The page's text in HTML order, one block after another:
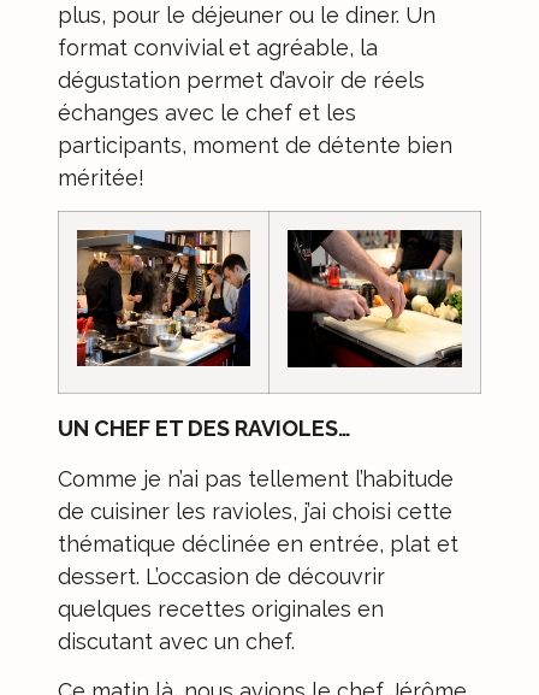
plus, pour le déjeuner ou le diner. Un
format convivial et agréable, la
dégustation permet d’avoir de réels
échanges avec le chef et les
participants, moment de détente bien
méritée!
UN CHEF ET DES RAVIOLES…
Comme je n’ai pas tellement l’habitude
de cuisiner les ravioles, j’ai choisi cette
thématique déclinée en entrée, plat et
dessert. L’occasion de découvrir
quelques recettes originales en
discutant avec un chef.